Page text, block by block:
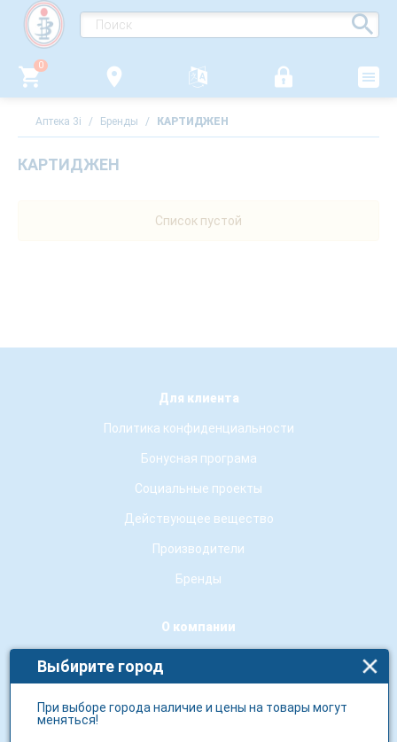
0
Аптека 3i / Бренды / КАРТИДЖЕН
КАРТИДЖЕН
Список пустой
Для клиента
Политика конфиденциальности
Бонусная програма
Социальные проекты
Действующее вещество
Производители
Бренды
О компании
Контакты
Новости сети
Выбирите город
При выборе города наличие и цены на товары могут
меняться!